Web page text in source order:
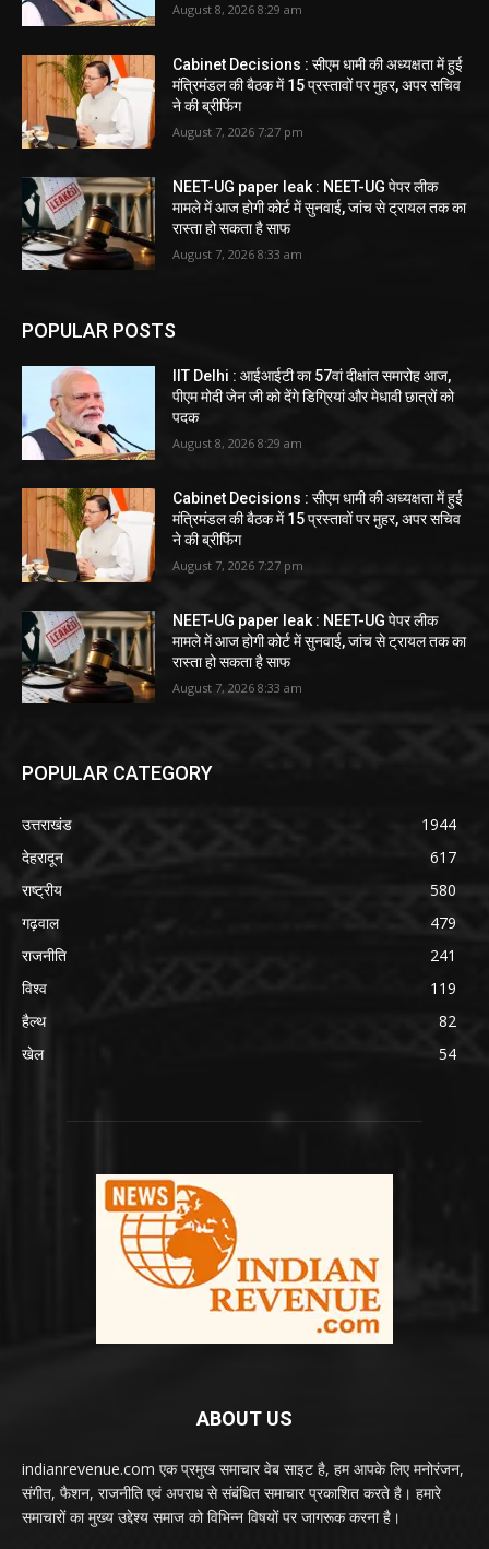
August 8, 2026 8:29 am
Cabinet Decisions : सीएम धामी की अध्यक्षता में हुई
मंत्रिमंडल की बैठक में 15 प्रस्तावों पर मुहर, अपर सचिव
ने की ब्रीफिंग
August 7, 2026 7:27 pm
NEET-UG paper leak : NEET-UG पेपर लीक
मामले में आज होगी कोर्ट में सुनवाई, जांच से ट्रायल तक का
रास्ता हो सकता है साफ
August 7, 2026 8:33 am
POPULAR POSTS
IIT Delhi : आईआईटी का 57वां दीक्षांत समारोह आज,
पीएम मोदी जेन जी को देंगे डिग्रियां और मेधावी छात्रों को
पदक
August 8, 2026 8:29 am
Cabinet Decisions : सीएम धामी की अध्यक्षता में हुई
मंत्रिमंडल की बैठक में 15 प्रस्तावों पर मुहर, अपर सचिव
ने की ब्रीफिंग
August 7, 2026 7:27 pm
NEET-UG paper leak : NEET-UG पेपर लीक
मामले में आज होगी कोर्ट में सुनवाई, जांच से ट्रायल तक का
रास्ता हो सकता है साफ
August 7, 2026 8:33 am
POPULAR CATEGORY
उत्तराखंड
1944
देहरादून
617
राष्ट्रीय
580
गढ़वाल
479
राजनीति
241
विश्व
119
हैल्थ
82
खेल
54
ABOUT US
indianrevenue.com एक प्रमुख समाचार वेब साइट है, हम आपके लिए मनोरंजन,
संगीत, फैशन, राजनीति एवं अपराध से संबंधित समाचार प्रकाशित करते है। हमारे
समाचारों का मुख्य उद्देश्य समाज को विभिन्न विषयों पर जागरूक करना है।